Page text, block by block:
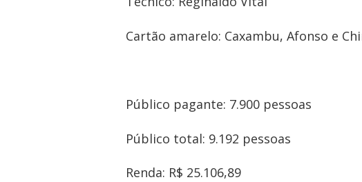
Cartão amarelo: Caxambu, Afonso e
Público pagante: 7.900 pessoas
Público total: 9.192 pessoas
Renda: R$ 25.106,89